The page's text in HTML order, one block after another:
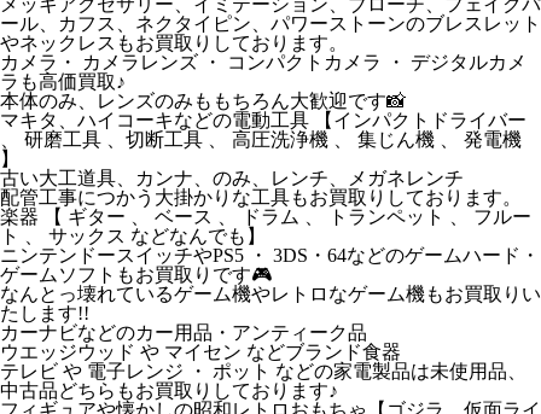
メッキアクセサリー、イミテーション、ブローチ、フェイクパ
ール、カフス、ネクタイピン、パワーストーンのブレスレット
やネックレスもお買取りしております。
カメラ・ カメラレンズ ・ コンパクトカメラ ・ デジタルカメ
ラも高価買取♪
本体のみ、レンズのみももちろん大歓迎です📸
マキタ、ハイコーキなどの電動工具 【インパクトドライバー
、 研磨工具 、切断工具 、 高圧洗浄機 、 集じん機 、 発電機
】
古い大工道具、カンナ、のみ、レンチ、メガネレンチ
配管工事につかう大掛かりな工具もお買取りしております。
楽器 【 ギター 、 ベース 、 ドラム 、 トランペット 、 フルー
ト 、 サックス などなんでも】
ニンテンドースイッチやPS5 ・ 3DS・64などのゲームハード・
ゲームソフトもお買取りです🎮
なんとっ壊れているゲーム機やレトロなゲーム機もお買取りい
たします!!
カーナビなどのカー用品・アンティーク品
ウエッジウッド や マイセン などブランド食器
テレビ や 電子レンジ ・ ポット などの家電製品は未使用品、
中古品どちらもお買取りしております♪
フィギュアや懐かしの昭和レトロおもちゃ【ゴジラ、仮面ライ